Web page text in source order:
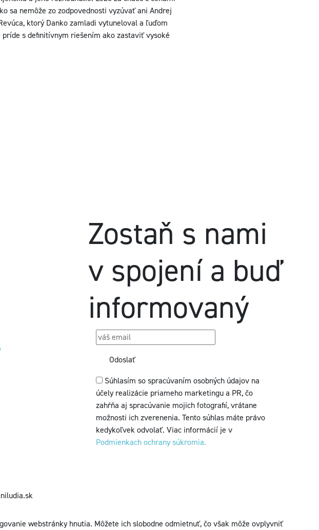
sa nemôže zo zodpovednosti vyzúvať ani Andrej
ktorý Danko zamladi vytuneloval a ľuďom
s definitívnym riešením ako zastaviť vysoké
Zostaň s nami
v spojení a buď
informovaný
Odoslať
Súhlasím so spracúvaním osobných údajov na
účely realizácie priameho marketingu a PR, čo
zahŕňa aj spracúvanie mojich fotografií, vrátane
možnosti ich zverenenia. Tento súhlas máte právo
kedykoľvek odvolať. Viac informácií je v
Podmienkach ochrany súkromia.
webstránky hnutia. Môžete ich slobodne odmietnuť, čo však môže ovplyvniť